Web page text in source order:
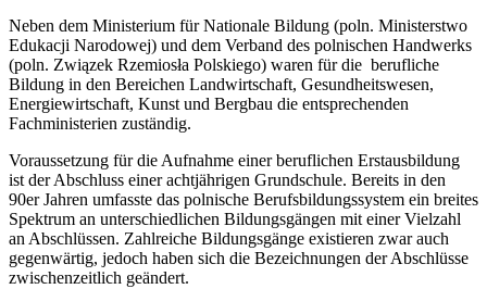
Neben dem Ministerium für Nationale Bildung (poln. Ministerstwo
Edukacji Narodowej) und dem Verband des polnischen Handwerks
(poln. Związek Rzemiosła Polskiego) waren für die berufliche
Bildung in den Bereichen Landwirtschaft, Gesundheitswesen,
Energiewirtschaft, Kunst und Bergbau die entsprechenden
Fachministerien zuständig.
Voraussetzung für die Aufnahme einer beruflichen Erstausbildung
ist der Abschluss einer achtjährigen Grundschule. Bereits in den
90er Jahren umfasste das polnische Berufsbildungssystem ein breites
Spektrum an unterschiedlichen Bildungsgängen mit einer Vielzahl
an Abschlüssen. Zahlreiche Bildungsgänge existieren zwar auch
gegenwärtig, jedoch haben sich die Bezeichnungen der Abschlüsse
zwischenzeitlich geändert.